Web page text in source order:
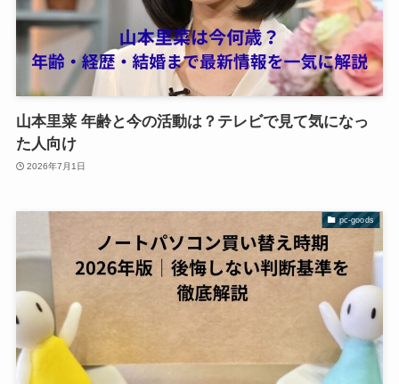
山本里菜 年齢と今の活動は？テレビで見て気になっ
た人向け
2026年7月1日
pc-goods